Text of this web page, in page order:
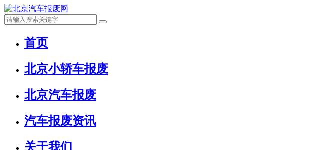
首页
北京小轿车报废
北京汽车报废
汽车报废资讯
关于我们